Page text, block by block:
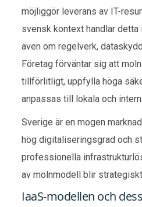
möjliggör leverans av IT-
svensk kontext handlar detta
även om regelverk,
Företag förväntar sig att
tillförlitligt, uppfylla höga
anpassas till lokala och
Sverige är en mogen
hög digitaliseringsgrad och
professionella
av molnmodell blir
IaaS-modellen och